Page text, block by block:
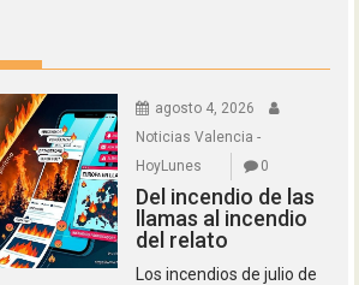
agosto 4, 2026
Noticias Valencia -
HoyLunes
0
Del incendio de las
llamas al incendio
del relato
Los incendios de julio de